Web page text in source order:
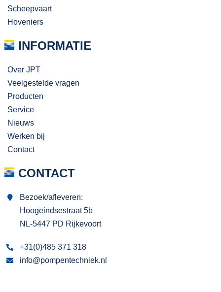
Scheepvaart
Hoveniers
INFORMATIE
Over JPT
Veelgestelde vragen
Producten
Service
Nieuws
Werken bij
Contact
CONTACT
Bezoek/afleveren:
Hoogeindsestraat 5b
NL-5447 PD Rijkevoort
+31(0)485 371 318
info@pompentechniek.nl